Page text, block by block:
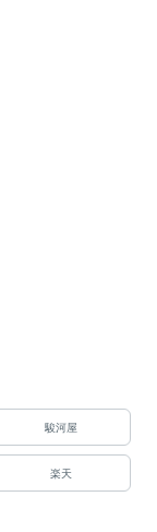
駿河屋
楽天